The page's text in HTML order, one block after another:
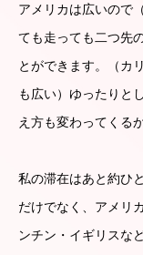
アメリカは広いので
ても走っても二つ先
とができます。（カ
も広い）ゆったりと
え方も変わってくる
私の滞在はあと約ひ
だけでなく、アメリ
ンチン・イギリスな